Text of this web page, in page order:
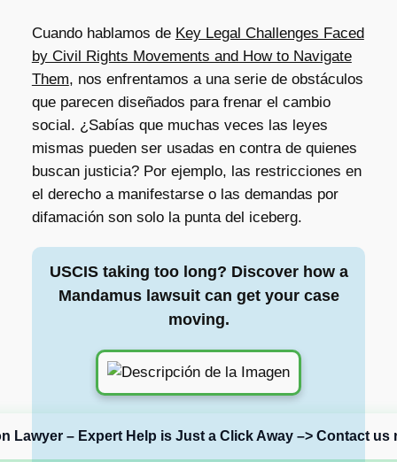
Cuando hablamos de Key Legal Challenges Faced
by Civil Rights Movements and How to Navigate
Them, nos enfrentamos a una serie de obstáculos
que parecen diseñados para frenar el cambio
social. ¿Sabías que muchas veces las leyes
mismas pueden ser usadas en contra de quienes
buscan justicia? Por ejemplo, las restricciones en
el derecho a manifestarse o las demandas por
difamación son solo la punta del iceberg.
USCIS taking too long? Discover how a
Mandamus lawsuit can get your case
moving.
Lawyer – Expert Help is Just a Click Away –> Contact us